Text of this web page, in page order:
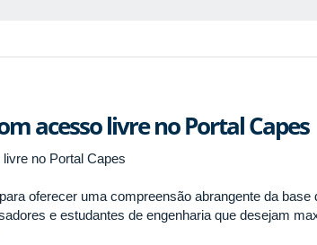
acesso livre no Portal Capes
no Portal Capes
oferecer uma compreensão abrangente da base
e estudantes de engenharia que desejam